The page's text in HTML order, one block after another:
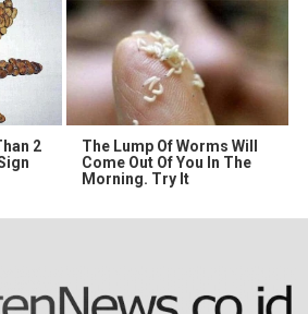
2
The Lump Of Worms Will
Come Out Of You In The
Morning. Try It